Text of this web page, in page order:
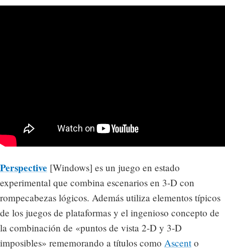
Perspective [Windows] es un juego en estado
experimental que combina escenarios en 3-D con
rompecabezas lógicos. Además utiliza elementos típicos
de los juegos de plataformas y el ingenioso concepto de
la combinación de «puntos de vista 2-D y 3-D
imposibles» rememorando a títulos como Ascento